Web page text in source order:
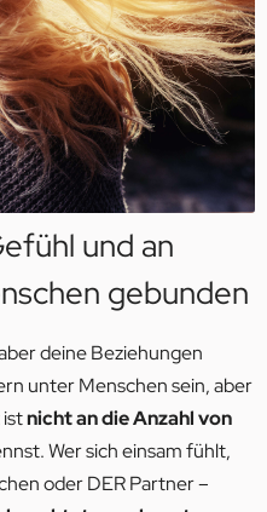
und an
gebunden
deine Beziehungen
unter Menschen sein, aber
nicht an die Anzahl von
Wer sich einsam fühlt,
oder DER Partner –